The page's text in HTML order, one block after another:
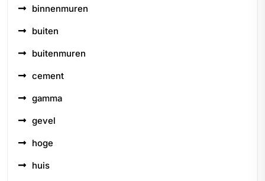
binnenmuren
buiten
buitenmuren
cement
gamma
gevel
hoge
huis